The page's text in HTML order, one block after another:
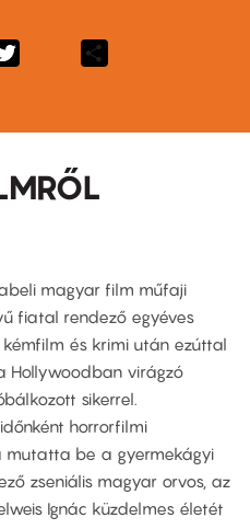
magyar film műfaji
fiatal rendező egyéves
és krimi után ezúttal
Hollywoodban virágzó
sikerrel.
horrorfilmi
mutatta be a gyermekágyi
zseniális magyar orvos, az
Ignác küzdelmes életét